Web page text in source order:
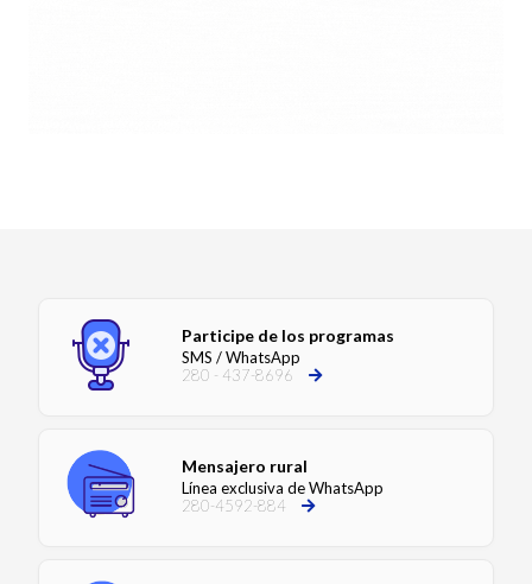
Participe de los programas
SMS / WhatsApp
280 - 437-8696
Mensajero rural
Línea exclusiva de WhatsApp
280-4592-884